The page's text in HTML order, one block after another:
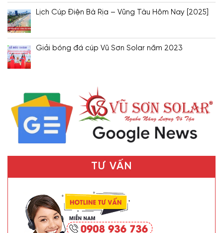
Lịch Cúp Điện Bà Rịa – Vũng Tàu Hôm Nay [2025]
Giải bóng đá cúp Vũ Sơn Solar năm 2023
TƯ VẤN